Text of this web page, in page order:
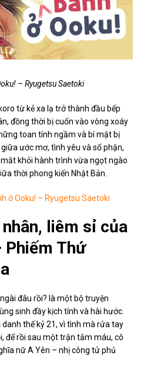
– Ryugetsu Saetoki
từ kẻ xa lạ trở thành đầu bếp
đồng thời bị cuốn vào vòng xoáy
toan tính ngầm và bí mật bị
ước mơ, tình yêu và số phận,
khỏi hành trình vừa ngọt ngào
thời phong kiến Nhật Bản.
ở Ooku! – Ryugetsu Saetoki
liêm sỉ của
Phiếm Thứ
đâu rồi? là một bộ truyện
sinh đầy kịch tính và hài hước.
thế kỷ 21, vì tình mà rửa tay
để rồi sau một trận tắm máu, cô
nữ A Yên – nhị công tử phủ